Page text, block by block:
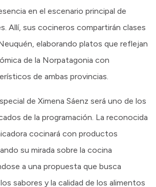
en el escenario principal de
Allí, sus cocineros compartirán clases
elaborando platos que reflejan
de la Norpatagonia con
de ambas provincias.
de Ximena Sáenz será uno de los
de la programación. La reconocida
cocinará con productos
su mirada sobre la cocina
a una propuesta que busca
sabores y la calidad de los alimentos